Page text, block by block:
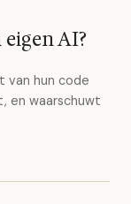
AI?
van hun code
en waarschuwt